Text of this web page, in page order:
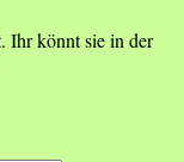
Ihr könnt sie in der